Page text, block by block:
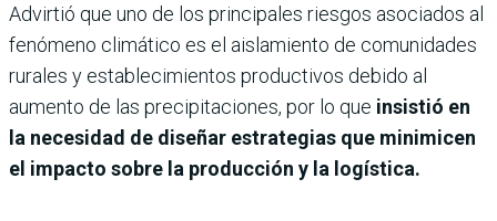
Advirtió que uno de los principales riesgos asociados al
fenómeno climático es el aislamiento de comunidades
rurales y establecimientos productivos debido al
aumento de las precipitaciones, por lo que insistió en
la necesidad de diseñar estrategias que minimicen
el impacto sobre la producción y la logística.